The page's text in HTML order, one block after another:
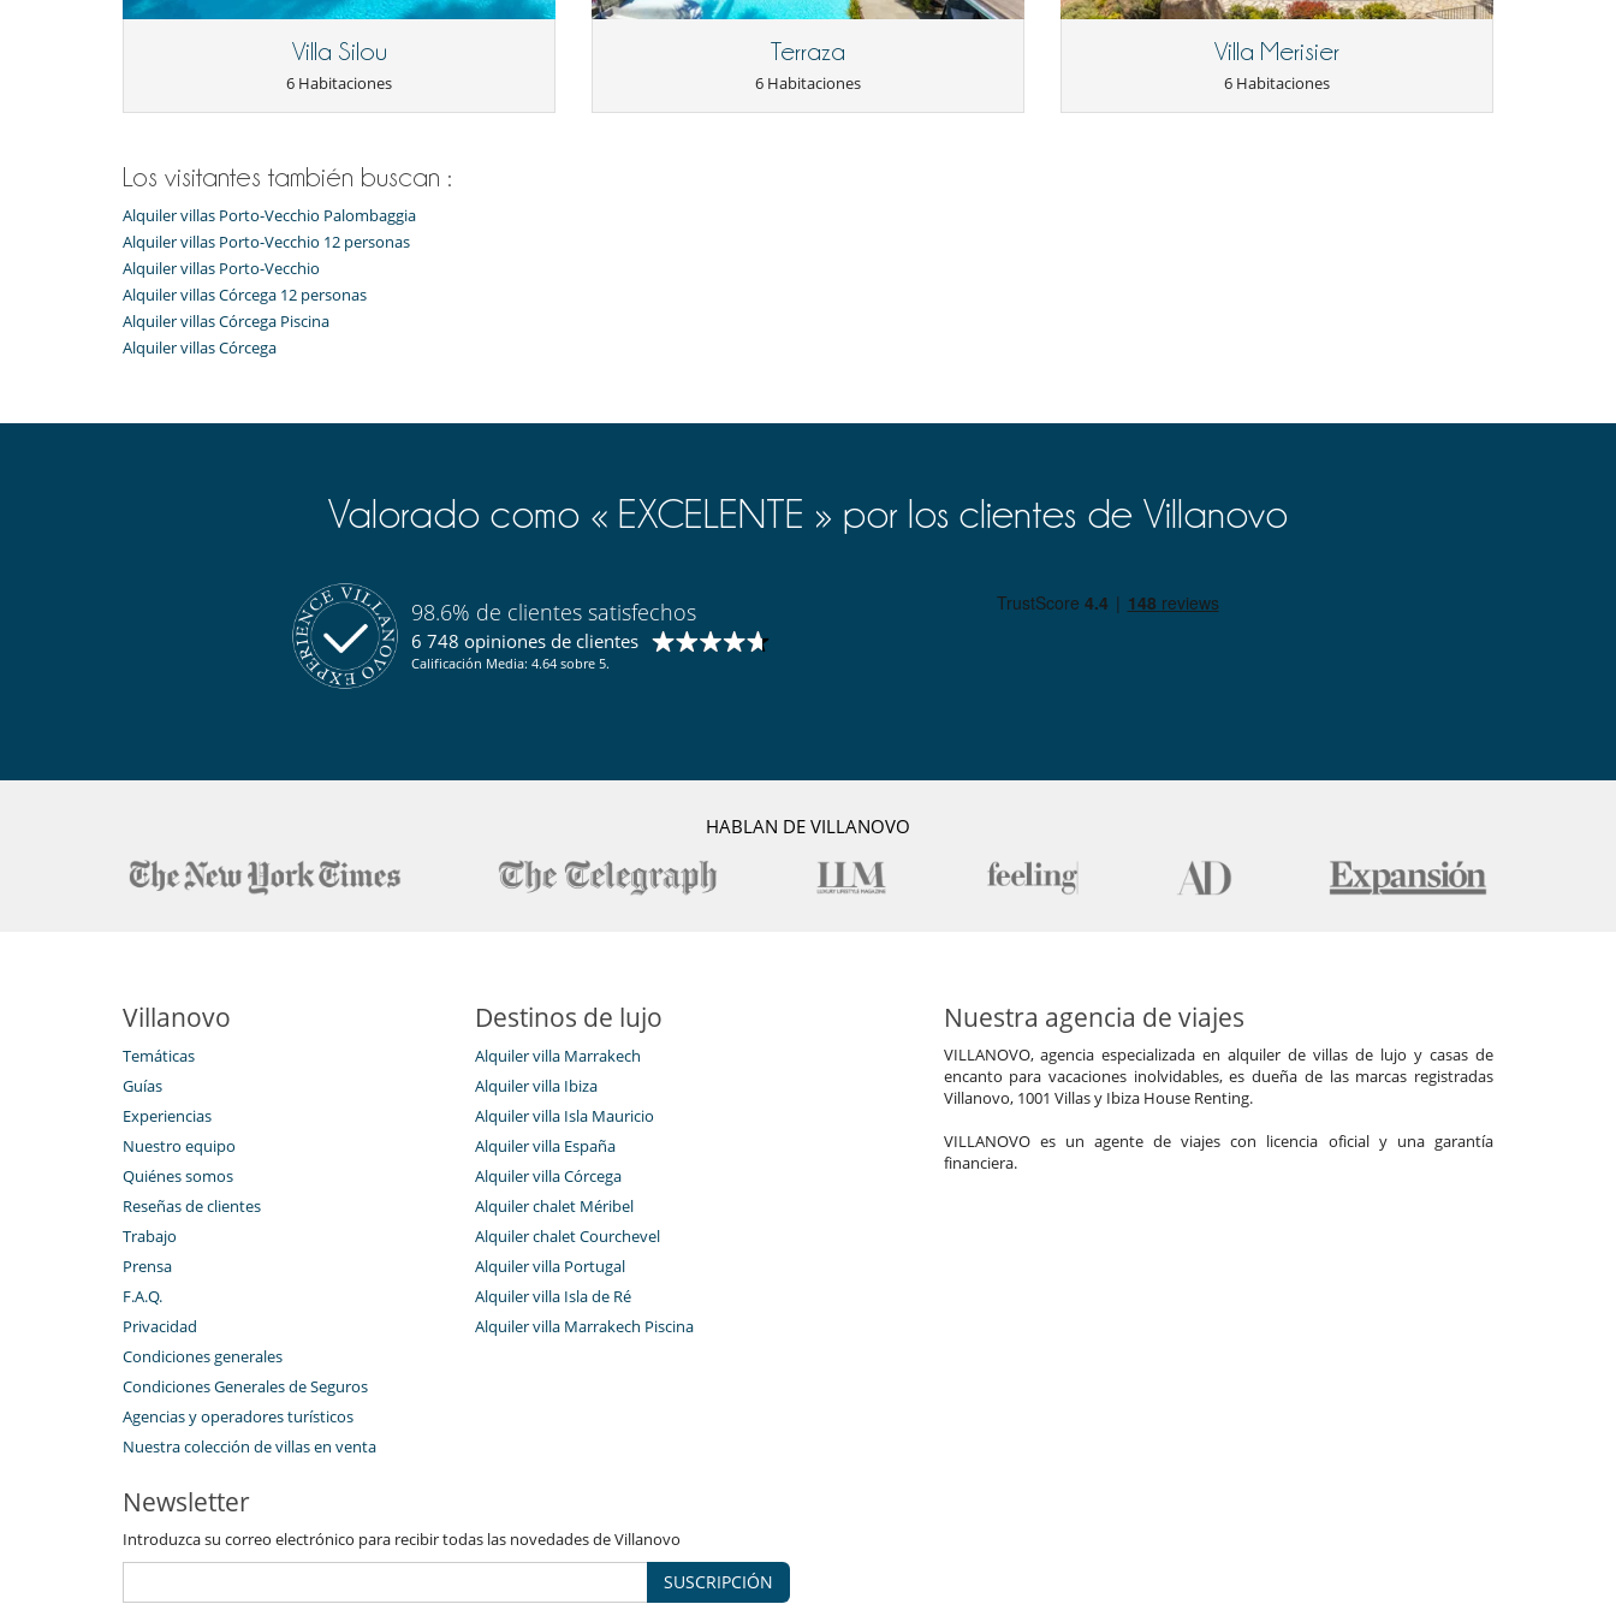
Gimnasio
Ping-Pong
Piscina exterior climatizada
Para su comodidad y agrado
Villa Silou
6 Habitaciones
Terraza
6 Habitaciones
Villa Merisier
6 Habitaciones
Los visitantes también buscan :
Alquiler villas Porto-Vecchio Palombaggia
Alquiler villas Porto-Vecchio 12 personas
Alquiler villas Porto-Vecchio
Alquiler villas Córcega 12 personas
Alquiler villas Córcega Piscina
Alquiler villas Córcega
Valorado como « EXCELENTE » por los clientes de Villanovo
98.6% de clientes satisfechos
6 748 opiniones de clientes
Calificación Media: 4.64 sobre 5.
HABLAN DE VILLANOVO
Villanovo
Temáticas
Guías
Experiencias
Nuestro equipo
Quiénes somos
Reseñas de clientes
Trabajo
Prensa
F.A.Q.
Privacidad
Condiciones generales
Condiciones Generales de Seguros
Agencias y operadores turísticos
Nuestra colección de villas en venta
Destinos de lujo
Alquiler villa Marrakech
Alquiler villa Ibiza
Alquiler villa Isla Mauricio
Alquiler villa España
Alquiler villa Córcega
Alquiler chalet Méribel
Alquiler chalet Courchevel
Alquiler villa Portugal
Alquiler villa Isla de Ré
Alquiler villa Marrakech Piscina
Nuestra agencia de viajes
VILLANOVO, agencia especializada en alquiler de villas de lujo y casas de
encanto para vacaciones inolvidables, es dueña de las marcas registradas
Villanovo, 1001 Villas y Ibiza House Renting.
VILLANOVO es un agente de viajes con licencia oficial y una garantía
financiera.
Newsletter
Introduzca su correo electrónico para recibir todas las novedades de Villanovo
SUSCRIPCIÓN